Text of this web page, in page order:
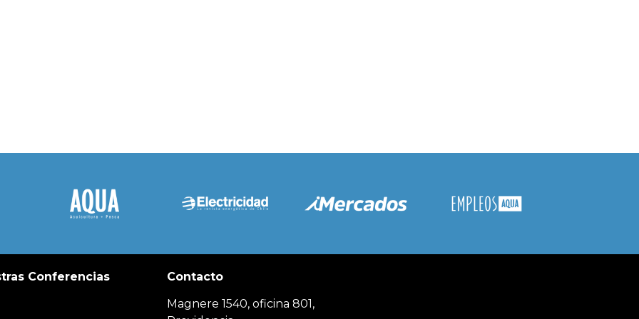
Conferencias Contacto
Magnere 1540, oficina 801,